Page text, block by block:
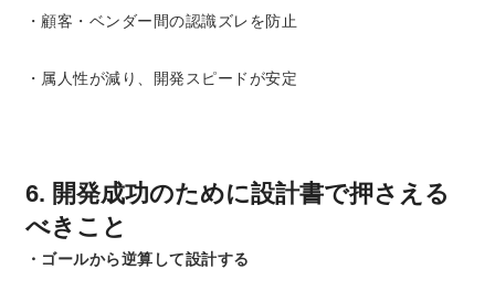
・顧客・ベンダー間の認識ズレを防止
・属人性が減り、開発スピードが安定
6. 開発成功のために設計書で押さえる
べきこと
・ゴールから逆算して設計する